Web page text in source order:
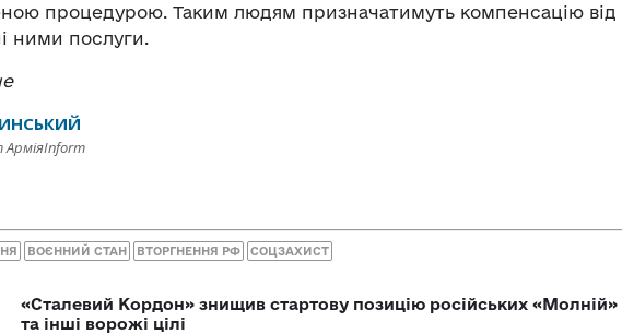
процедурою. Таким людям призначатимуть компенсацію від
ними послуги.
АрміяInform
ВОЄННИЙ СТАН ВТОРГНЕННЯ РФ СОЦЗАХИСТ
«Сталевий Кордон» знищив стартову позицію російських «Молній»
та інші ворожі цілі